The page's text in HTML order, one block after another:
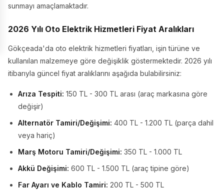
sunmayı amaçlamaktadır.
2026 Yılı Oto Elektrik Hizmetleri Fiyat Aralıkları
Gökçeada'da oto elektrik hizmetleri fiyatları, işin türüne ve
kullanılan malzemeye göre değişiklik göstermektedir. 2026 yılı
itibarıyla güncel fiyat aralıklarını aşağıda bulabilirsiniz:
Arıza Tespiti: 150 TL - 300 TL arası (araç markasına göre
değişir)
Alternatör Tamiri/Değişimi: 400 TL - 1.200 TL (parça dahil
veya hariç)
Marş Motoru Tamiri/Değişimi: 350 TL - 1.000 TL
Akkü Değişimi: 600 TL - 1.500 TL (araç tipine göre)
Far Ayarı ve Kablo Tamiri: 200 TL - 500 TL